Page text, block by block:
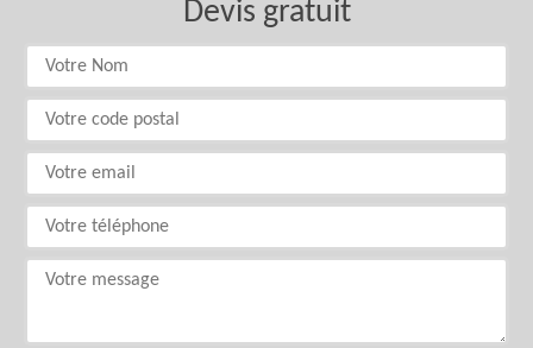
Devis gratuit